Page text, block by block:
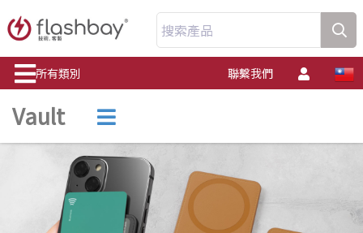
搜索產品
所有類別 聯繫我們
Vault